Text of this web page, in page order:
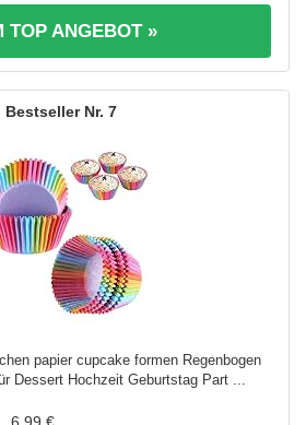
TOP ANGEBOT »
7
papier cupcake formen Regenbogen
Dessert Hochzeit Geburtstag Part ...